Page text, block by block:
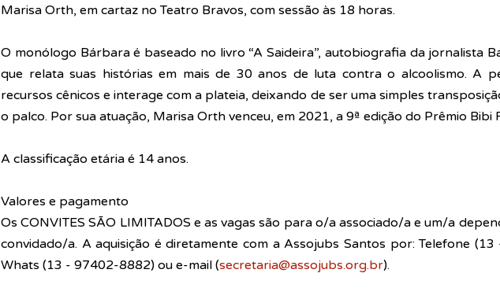
Marisa Orth, em cartaz no Teatro Bravos, com sessão às 18 horas.
O monólogo Bárbara é baseado no livro “A Saideira”, autobiografia da jornalista
que relata suas histórias em mais de 30 anos de luta contra o alcoolismo. A
recursos cênicos e interage com a plateia, deixando de ser uma simples
o palco. Por sua atuação, Marisa Orth venceu, em 2021, a 9ª edição do Prêmio Bibi
A classificação etária é 14 anos.
Valores e pagamento
Os CONVITES SÃO LIMITADOS e as vagas são para o/a associado/a e um/a
convidado/a. A aquisição é diretamente com a Assojubs Santos por: Telefone
Whats (13 - 97402-8882) ou e-mail (secretaria@assojubs.org.br).